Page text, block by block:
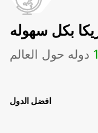
بكل سهوله
دوله حول العالم
افضل الدول